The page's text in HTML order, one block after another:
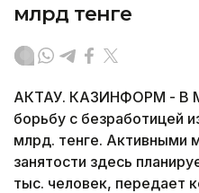
млрд тенге
АКТАУ. КАЗИНФОРМ - В
борьбу с безработицей
млрд. тенге. Активными
занятости здесь
тыс. человек, передает